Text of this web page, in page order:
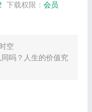
下载权限： 会员
空
吗？人生的价值究